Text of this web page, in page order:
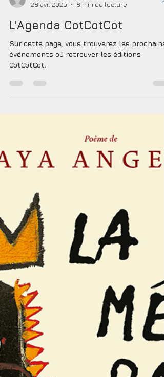
28 avr. 2025
8 min de lecture
L'Agenda CotCotCot
Sur cette page, vous trouverez les prochains
CotCotCot.